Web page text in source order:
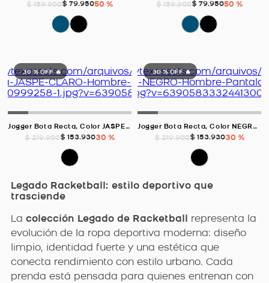
$ 159.900$ 79.95050 % $ 159.900$ 79.95050 %
30 % OFF 🔥
Jogger Bota Recta, Color JASPE CLARO Para Hombre
$ 219.900$ 153.93030 %
30 % OFF 🔥
Jogger Bota Recta, Color NEGRO Para Hombre
$ 219.900$ 153.93030 %
Legado Racketball: estilo deportivo que
trasciende
La colección Legado de Racketball representa la
evolución de la ropa deportiva moderna: diseño
limpio, identidad fuerte y una estética que
conecta rendimiento con estilo urbano. Cada
prenda está pensada para quienes entrenan con